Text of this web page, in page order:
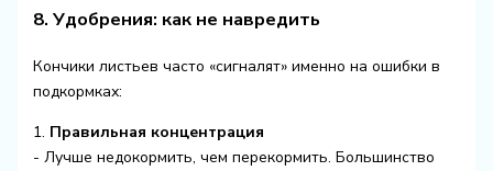
8. Удобрения: как не навредить
Кончики листьев часто «сигналят» именно на ошибки в
подкормках:
1. Правильная концентрация
- Лучше недокормить, чем перекормить. Большинство